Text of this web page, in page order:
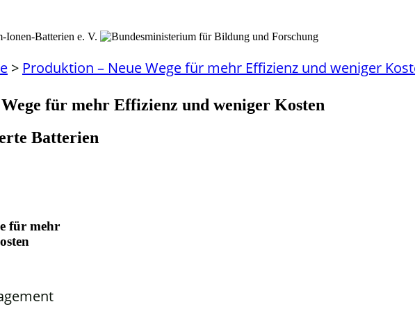
> Produktion – Neue Wege für mehr Effizienz und weniger
für mehr Effizienz und weniger Kosten
Batterien
für mehr